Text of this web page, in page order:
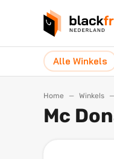
Alle Winkels
Home Winkels
Mc